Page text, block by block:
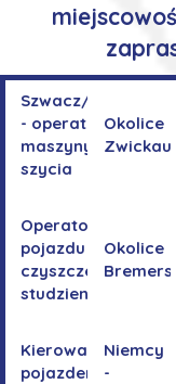
Szwacz/Szwaczka
- operator
maszyny do
szycia
Okolice
Zwickau
Operator/
pojazdu do
czyszczenia
studzienek
Okolice
Kierowanie
pojazdem
Niemcy
-